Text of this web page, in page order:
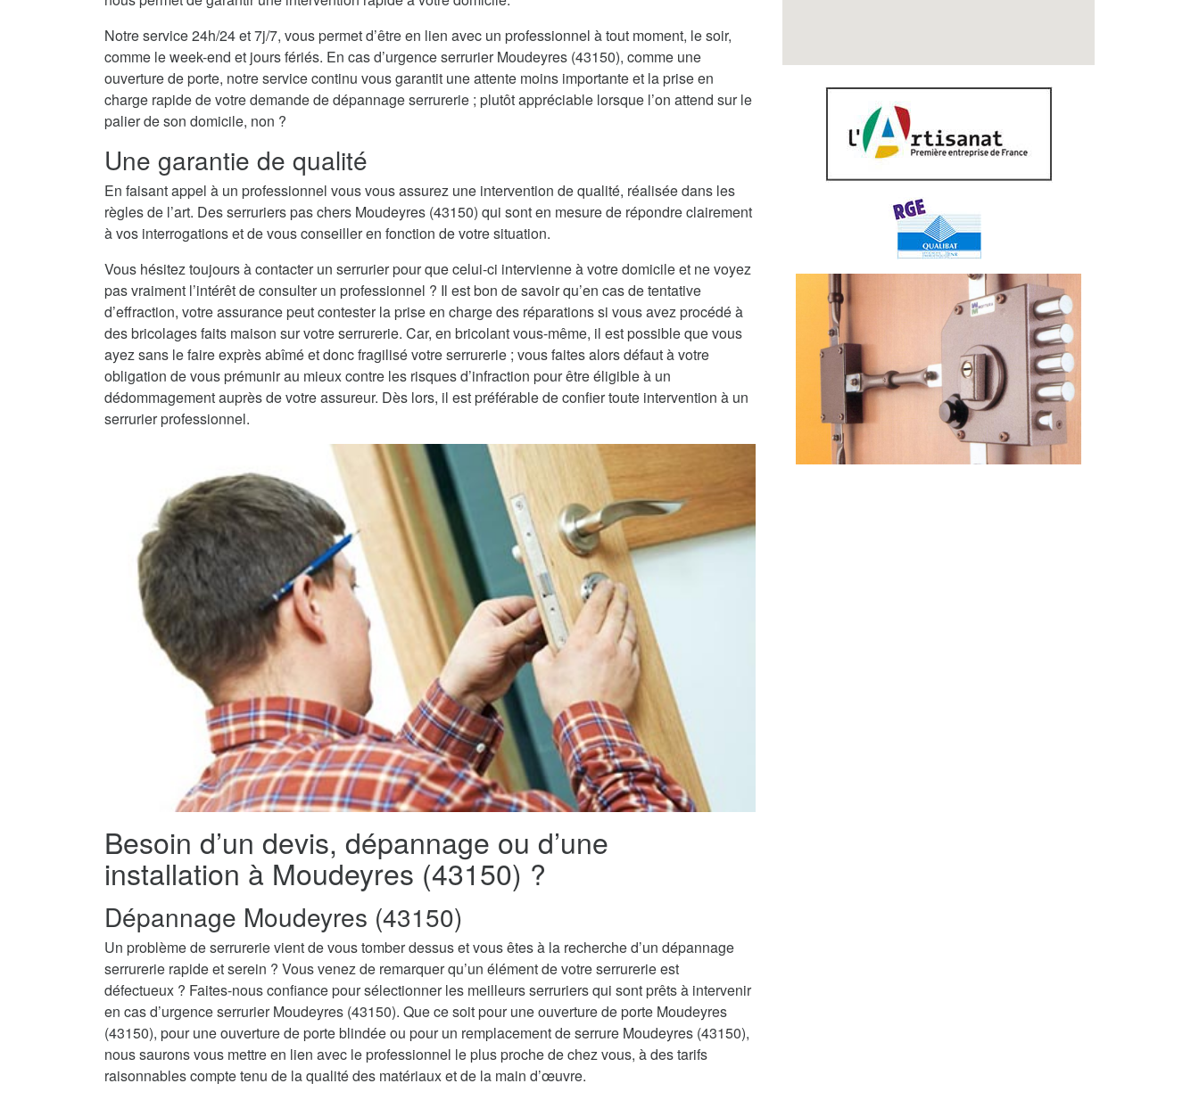
Notre service 24h/24 et 7j/7, vous permet d’être en lien avec un professionnel à tout moment, le soir,
comme le week-end et jours fériés. En cas d’urgence serrurier Moudeyres (43150), comme une
ouverture de porte, notre service continu vous garantit une attente moins importante et la prise en
charge rapide de votre demande de dépannage serrurerie ; plutôt appréciable lorsque l’on attend sur le
palier de son domicile, non ?
Une garantie de qualité
En faisant appel à un professionnel vous vous assurez une intervention de qualité, réalisée dans les
règles de l’art. Des serruriers pas chers Moudeyres (43150) qui sont en mesure de répondre clairement
à vos interrogations et de vous conseiller en fonction de votre situation.
Vous hésitez toujours à contacter un serrurier pour que celui-ci intervienne à votre domicile et ne voyez
pas vraiment l’intérêt de consulter un professionnel ? Il est bon de savoir qu’en cas de tentative
d’effraction, votre assurance peut contester la prise en charge des réparations si vous avez procédé à
des bricolages faits maison sur votre serrurerie. Car, en bricolant vous-même, il est possible que vous
ayez sans le faire exprès abîmé et donc fragilisé votre serrurerie ; vous faites alors défaut à votre
obligation de vous prémunir au mieux contre les risques d’infraction pour être éligible à un
dédommagement auprès de votre assureur. Dès lors, il est préférable de confier toute intervention à un
serrurier professionnel.
Besoin d’un devis, dépannage ou d’une
installation à Moudeyres (43150) ?
Dépannage Moudeyres (43150)
Un problème de serrurerie vient de vous tomber dessus et vous êtes à la recherche d’un dépannage
serrurerie rapide et serein ? Vous venez de remarquer qu’un élément de votre serrurerie est
défectueux ? Faites-nous confiance pour sélectionner les meilleurs serruriers qui sont prêts à intervenir
en cas d’urgence serrurier Moudeyres (43150). Que ce soit pour une ouverture de porte Moudeyres
(43150), pour une ouverture de porte blindée ou pour un remplacement de serrure Moudeyres (43150),
nous saurons vous mettre en lien avec le professionnel le plus proche de chez vous, à des tarifs
raisonnables compte tenu de la qualité des matériaux et de la main d’œuvre.